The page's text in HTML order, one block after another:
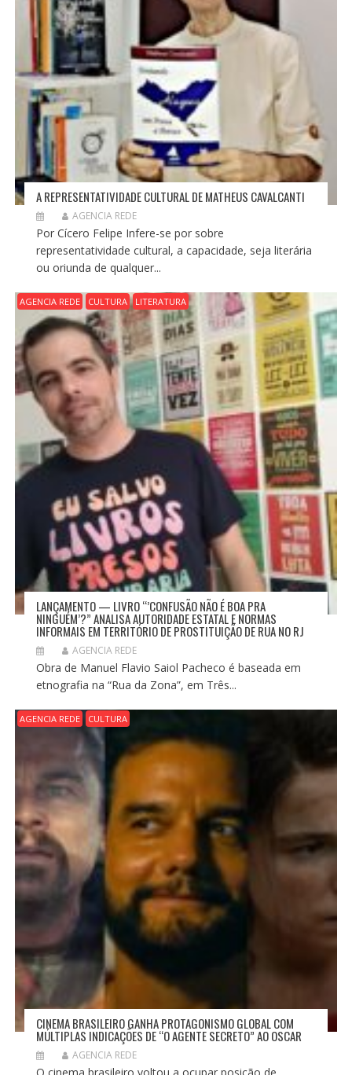
A REPRESENTATIVIDADE CULTURAL DE MATHEUS CAVALCANTI
AGENCIA REDE
Por Cícero Felipe Infere-se por sobre
representatividade cultural, a capacidade, seja literária
ou oriunda de qualquer...
AGENCIA REDE CULTURA LITERATURA
LANÇAMENTO — LIVRO “’CONFUSÃO NÃO É BOA PRA
NINGUÉM’?” ANALISA AUTORIDADE ESTATAL E NORMAS
INFORMAIS EM TERRITÓRIO DE PROSTITUIÇÃO DE RUA NO RJ
AGENCIA REDE
Obra de Manuel Flavio Saiol Pacheco é baseada em
etnografia na “Rua da Zona”, em Três...
AGENCIA REDE CULTURA
CINEMA BRASILEIRO GANHA PROTAGONISMO GLOBAL COM
MÚLTIPLAS INDICAÇÕES DE “O AGENTE SECRETO” AO OSCAR
AGENCIA REDE